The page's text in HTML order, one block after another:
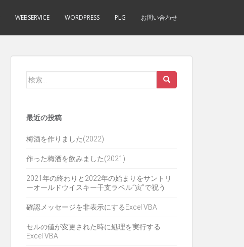
WEBSERVICE WORDPRESS PLG お問い合わせ
検
最近の投稿
梅酒を作りました(2022)
作った梅酒を飲みました(2021)
2021年の終わりと2022年の始まりをサントリ
ーオールドウイスキー干支ラベル”寅”で祝う
確認メッセージを非表示にするExcel VBA
セルの値が変更された時に処理を実行する
Excel VBA